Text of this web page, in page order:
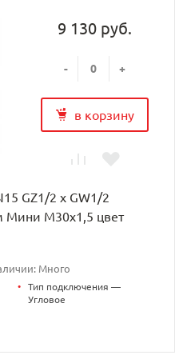
9 130 руб.
- +
в корзину
GZ1/2 x GW1/2
Мини M30x1,5 цвет
Много
•
Тип подключения —
Угловое